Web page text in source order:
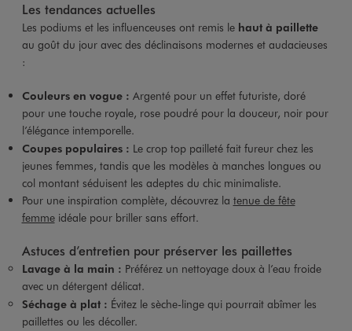
Les tendances actuelles
Les podiums et les influenceuses ont remis le haut à paillette
au goût du jour avec des déclinaisons modernes et audacieuses
:
Couleurs en vogue : Argenté pour un effet futuriste, doré
pour une touche royale, rose poudré pour la douceur, noir pour
l’élégance intemporelle.
Coupes populaires : Le crop top pailleté fait fureur chez les
jeunes femmes, tandis que les modèles à manches longues ou
col montant séduisent les adeptes du chic minimaliste.
Pour une inspiration complète, découvrez la tenue de fête
femmeidéale pour briller sans effort.
Astuces d’entretien pour préserver les paillettes
Lavage à la main : Préférez un nettoyage doux à l’eau froide
avec un détergent délicat.
Séchage à plat : Évitez le sèche-linge qui pourrait abîmer les
paillettes ou les décoller.